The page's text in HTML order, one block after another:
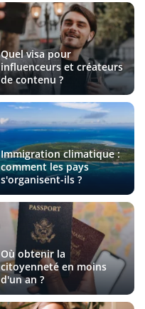
Quel visa pour
influenceurs et créateurs
de contenu ?
Immigration climatique :
comment les pays
s'organisent-ils ?
Où obtenir la
citoyenneté en moins
d'un an ?